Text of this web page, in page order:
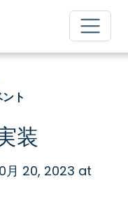
ト
装
月 20, 2023 at